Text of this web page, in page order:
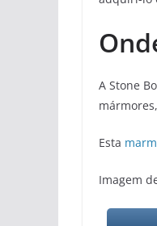
A Stone
Esta
Imagem